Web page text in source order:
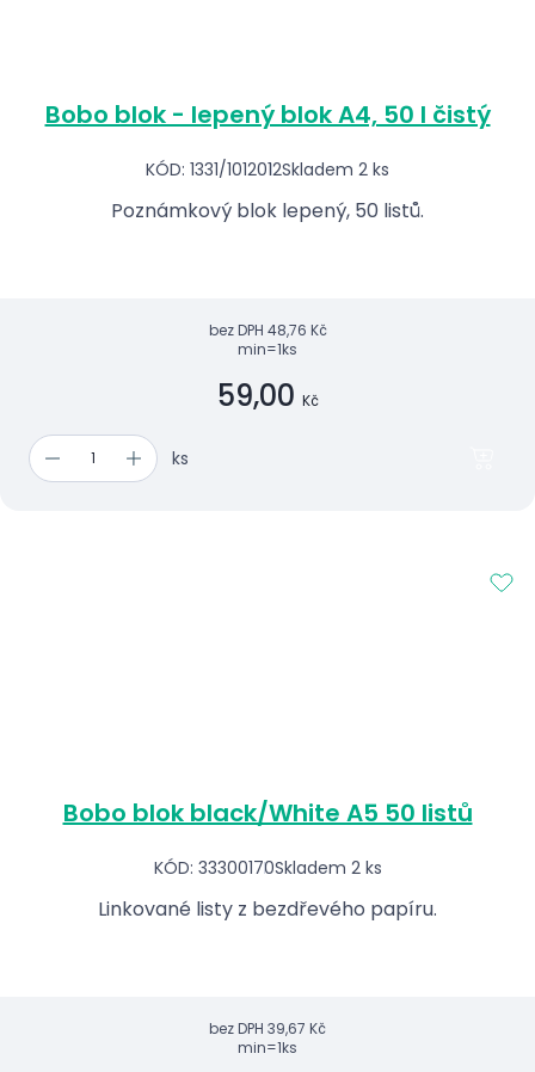
Bobo blok - lepený blok A4, 50 l čistý
KÓD: 1331/1012012Skladem 2 ks
Poznámkový blok lepený, 50 listů.
bez DPH 48,76 Kč
min=1ks
59,00 Kč
ks
Bobo blok black/White A5 50 listů
KÓD: 33300170Skladem 2 ks
Linkované listy z bezdřevého papíru.
bez DPH 39,67 Kč
min=1ks